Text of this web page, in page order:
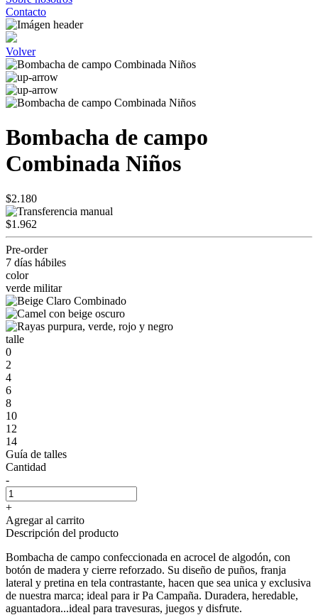
Contacto
Volver
Bombacha de campo
Combinada Niños
$2.180
$1.962
Pre-order
7 días hábiles
color
verde militar
talle
0
2
4
6
8
10
12
14
Guía de talles
Cantidad
-
+
Agregar al carrito
Descripción del producto
Bombacha de campo confeccionada en acrocel de algodón, con
botón de madera y cierre reforzado. Su diseño de puños, franja
lateral y pretina en tela contrastante, hacen que sea unica y exclusiva
de nuestra marca; ideal para ir Pa Campaña. Duradera, heredable,
aguantadora...ideal para travesuras, juegos y disfrute.